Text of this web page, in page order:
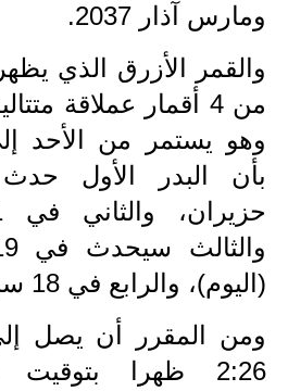
ومارس آذار 2037.
والقمر الأزرق الذي
وهو يستمر من الأحد
(اليوم)، والرابع في 18 سبتمبر أيلول.
ومن المقرر أن يصل
2:26 ظهرا